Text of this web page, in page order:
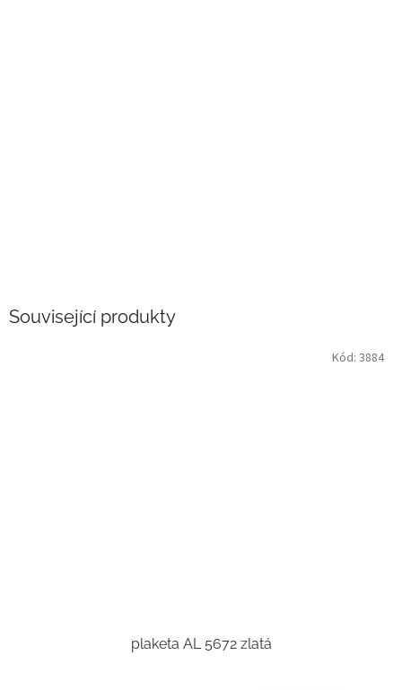
Související produkty
plaketa AL 5672 zlatá
Kód: 3884